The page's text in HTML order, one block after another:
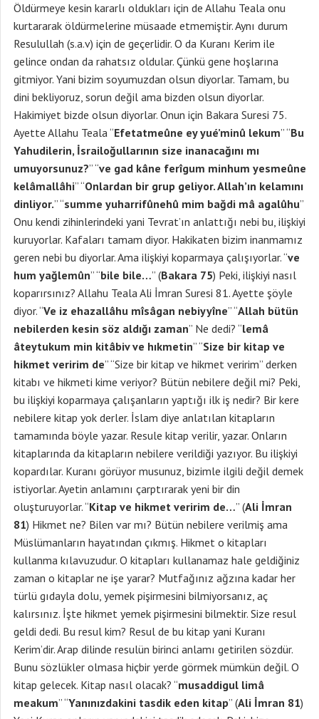
Öldürmeye kesin kararlı oldukları için de Allahu Teala onu
kurtararak öldürmelerine müsaade etmemiştir. Aynı durum
Resulullah (s.a.v) için de geçerlidir. O da Kuranı Kerim ile
gelince ondan da rahatsız oldular. Çünkü gene hoşlarına
gitmiyor. Yani bizim soyumuzdan olsun diyorlar. Tamam, bu
dini bekliyoruz, sorun değil ama bizden olsun diyorlar.
Hakimiyet bizde olsun diyorlar. Onun için Bakara Suresi 75.
Ayette Allahu Teala “Efetatmeûne ey yué’minû lekum” “Bu
Yahudilerin, İsrailoğullarının size inanacağını mı
umuyorsunuz?” “ve gad kâne ferîgum minhum yesmeûne
kelâmallâhi” “Onlardan bir grup geliyor. Allah’ın kelamını
dinliyor.” “summe yuharrifûnehû mim bağdi mâ agalûhu”
Onu kendi zihinlerindeki yani Tevrat’ın anlattığı nebi bu, ilişkiyi
kuruyorlar. Kafaları tamam diyor. Hakikaten bizim inanmamız
geren nebi bu diyorlar. Ama ilişkiyi koparmaya çalışıyorlar. “ve
hum yağlemûn” “bile bile…” (Bakara 75) Peki, ilişkiyi nasıl
koparırsınız? Allahu Teala Ali İmran Suresi 81. Ayette şöyle
diyor. “Ve iz ehazallâhu mîsâgan nebiyyîne” “Allah bütün
nebilerden kesin söz aldığı zaman” Ne dedi? “lemâ
âteytukum min kitâbiv ve hıkmetin” “Size bir kitap ve
hikmet veririm de” “Size bir kitap ve hikmet veririm” derken
kitabı ve hikmeti kime veriyor? Bütün nebilere değil mi? Peki,
bu ilişkiyi koparmaya çalışanların yaptığı ilk iş nedir? Bir kere
nebilere kitap yok derler. İslam diye anlatılan kitapların
tamamında böyle yazar. Resule kitap verilir, yazar. Onların
kitaplarında da kitapların nebilere verildiği yazıyor. Bu ilişkiyi
kopardılar. Kuranı görüyor musunuz, bizimle ilgili değil demek
istiyorlar. Ayetin anlamını çarptırarak yeni bir din
oluşturuyorlar. “Kitap ve hikmet veririm de…” (Ali İmran
81) Hikmet ne? Bilen var mı? Bütün nebilere verilmiş ama
Müslümanların hayatından çıkmış. Hikmet o kitapları
kullanma kılavuzudur. O kitapları kullanamaz hale geldiğiniz
zaman o kitaplar ne işe yarar? Mutfağınız ağzına kadar her
türlü gıdayla dolu, yemek pişirmesini bilmiyorsanız, aç
kalırsınız. İşte hikmet yemek pişirmesini bilmektir. Size resul
geldi dedi. Bu resul kim? Resul de bu kitap yani Kuranı
Kerim’dir. Arap dilinde resulün birinci anlamı getirilen sözdür.
Bunu sözlükler olmasa hiçbir yerde görmek mümkün değil. O
kitap gelecek. Kitap nasıl olacak? “musaddigul limâ
meakum” “Yanınızdakini tasdik eden kitap” (Ali İmran 81)